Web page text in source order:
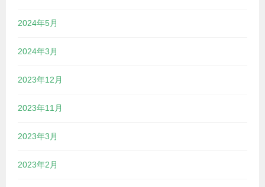
2024年5月
2024年3月
2023年12月
2023年11月
2023年3月
2023年2月